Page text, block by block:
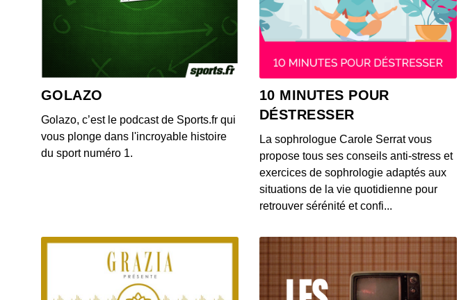
GOLAZO
Golazo, c’est le podcast de Sports.fr qui
vous plonge dans l'incroyable histoire
du sport numéro 1.
10 MINUTES POUR
DÉSTRESSER
La sophrologue Carole Serrat vous
propose tous ses conseils anti-stress et
exercices de sophrologie adaptés aux
situations de la vie quotidienne pour
retrouver sérénité et confi...